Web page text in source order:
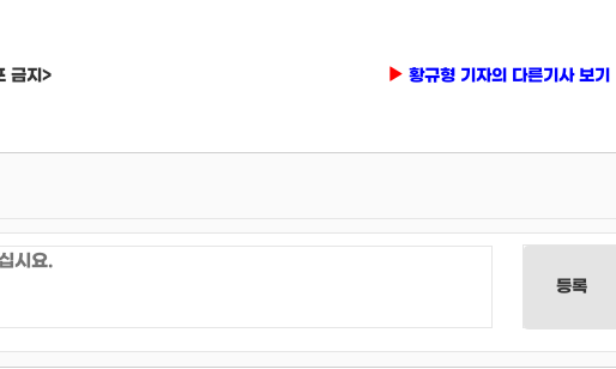
금지>
황규형 기자의 다른기사 보기
등록